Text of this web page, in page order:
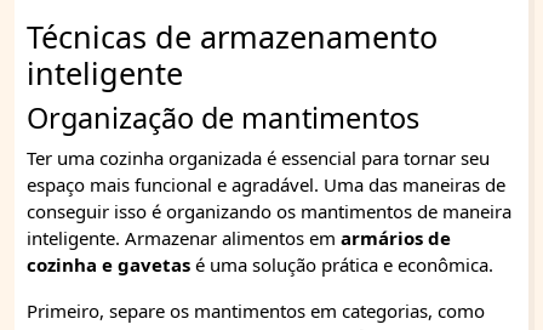
Técnicas de armazenamento
inteligente
Organização de mantimentos
Ter uma cozinha organizada é essencial para tornar seu
espaço mais funcional e agradável. Uma das maneiras de
conseguir isso é organizando os mantimentos de maneira
inteligente. Armazenar alimentos em armários de
cozinha e gavetas é uma solução prática e econômica.
Primeiro, separe os mantimentos em categorias, como